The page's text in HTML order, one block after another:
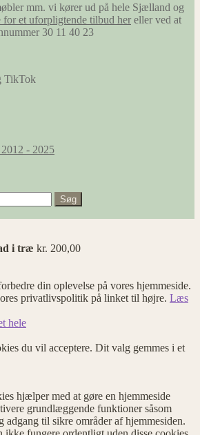
mm. vi kører ud på hele Sjælland og
for et uforpligtende tilbud her eller ved at
30 11 40 23
TikTok
- 2025
Søg
i træ kr. 200,00
din oplevelse på vores hjemmeside.
privatlivspolitik på linket til højre. Læs
hele
du vil acceptere. Dit valg gemmes i et
hjælper med at gøre en hjemmeside
grundlæggende funktioner såsom
adgang til sikre områder af hjemmesiden.